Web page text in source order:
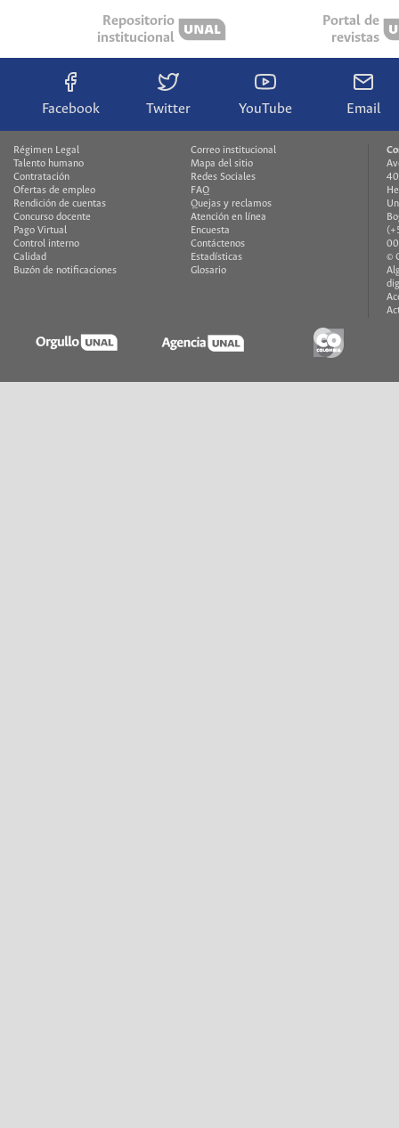
Repositorio
institucional
Portal de
revistas
Facebook Twitter YouTube Email
Régimen Legal
Talento humano
Contratación
Ofertas de empleo
Rendición de cuentas
Concurso docente
Pago Virtual
Control interno
Calidad
Buzón de notificaciones
Correo institucional
Mapa del sitio
Redes Sociales
FAQ
Quejas y reclamos
Atención en línea
Encuesta
Contáctenos
Estadísticas
Glosario
©